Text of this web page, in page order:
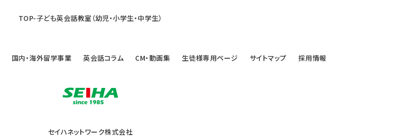
TOP-子ども英会話教室（幼児・小学生・中学生）
国内・海外留学事業 英会話コラム CM・動画集 生徒様専用ページ サイトマップ 採用情報
セイハネットワーク株式会社